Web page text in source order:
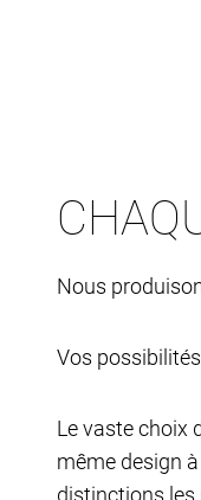
Nous
Vos
Le vaste choix
même design
distinctions les